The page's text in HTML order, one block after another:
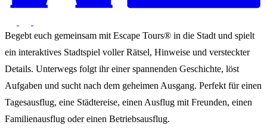
Begebt euch gemeinsam mit Escape Tours® in die Stadt und spielt
ein interaktives Stadtspiel voller Rätsel, Hinweise und versteckter
Details. Unterwegs folgt ihr einer spannenden Geschichte, löst
Aufgaben und sucht nach dem geheimen Ausgang. Perfekt für einen
Tagesausflug, eine Städtereise, einen Ausflug mit Freunden, einen
Familienausflug oder einen Betriebsausflug.